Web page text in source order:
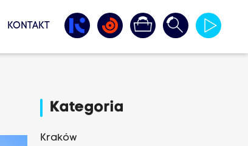
KONTAKT
Kategoria
Kraków